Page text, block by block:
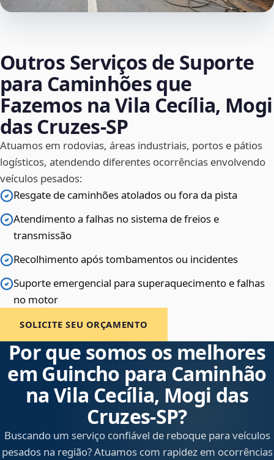
Outros Serviços de Suporte
para Caminhões que
Fazemos na Vila Cecília, Mogi
das Cruzes‑SP
Atuamos em rodovias, áreas industriais, portos e pátios
logísticos, atendendo diferentes ocorrências envolvendo
veículos pesados:
Resgate de caminhões atolados ou fora da pista
Atendimento a falhas no sistema de freios e
transmissão
Recolhimento após tombamentos ou incidentes
Suporte emergencial para superaquecimento e falhas
no motor
SOLICITE SEU ORÇAMENTO
Por que somos os melhores
em Guincho para Caminhão
na Vila Cecília, Mogi das
Cruzes‑SP?
Buscando um serviço confiável de reboque para veículos
pesados na região? Atuamos com rapidez em ocorrências